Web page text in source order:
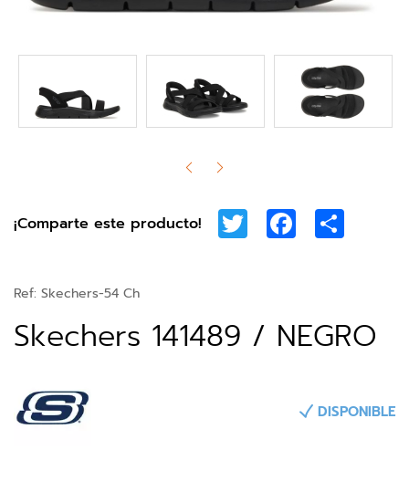
¡Comparte este producto! Twitter Facebook
Ref: Skechers-54 Ch
Skechers 141489 / NEGRO
DISPONIBLE